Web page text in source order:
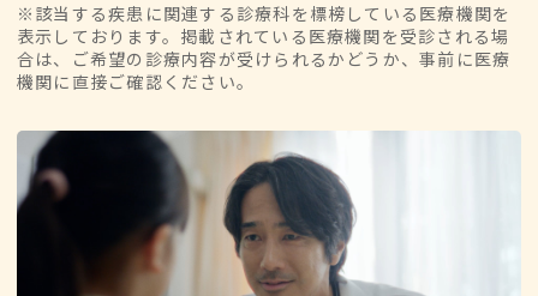
※該当する疾患に関連する診療科を標榜している医療機関を
表示しております。掲載されている医療機関を受診される場
合は、ご希望の診療内容が受けられるかどうか、事前に医療
機関に直接ご確認ください。